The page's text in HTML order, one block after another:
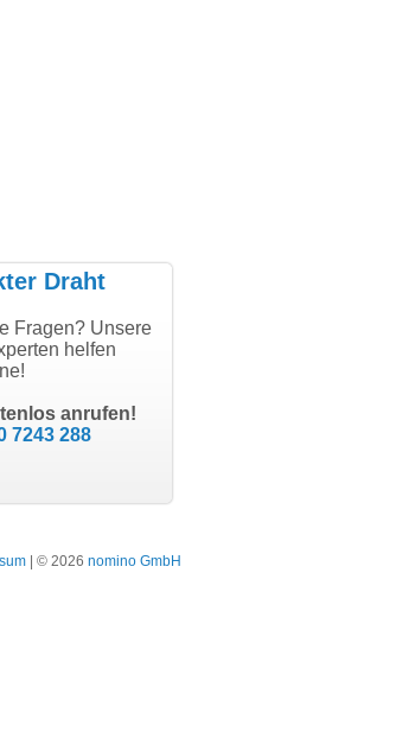
vielen
software GbR
an der Isar
"Vielen Dank für den
Draht
Fragen? Unsere
helfen
anrufen!
7243 288
| © 2026 nomino GmbH